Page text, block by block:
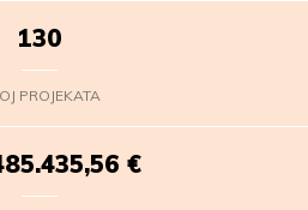
130
PROJEKATA
€